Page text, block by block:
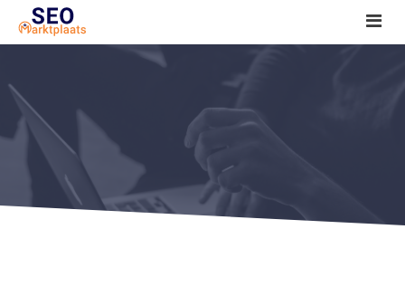
SEO tools reviews
Marketeer bij jou in de buurt?
Offerte
1. Seo voor beginners +
2. Onderzoeken +